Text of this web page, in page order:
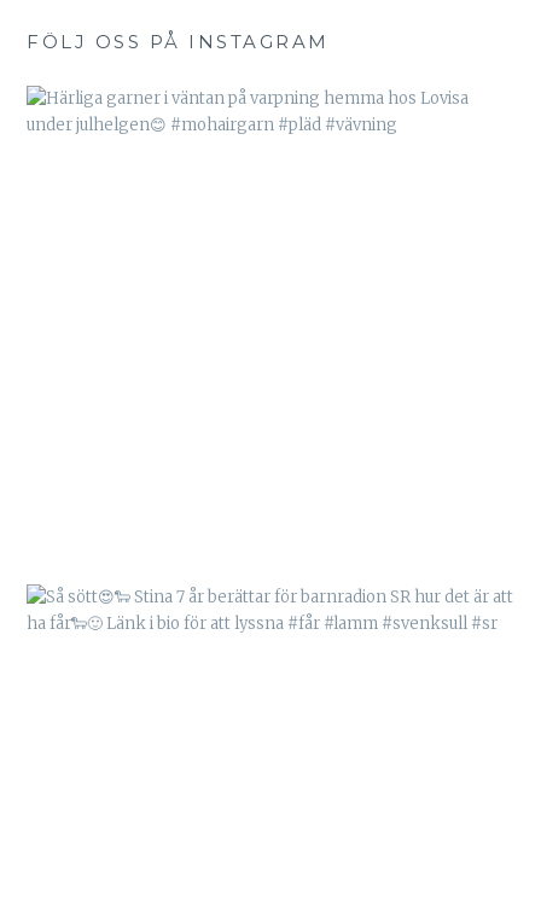
FÖLJ OSS PÅ INSTAGRAM